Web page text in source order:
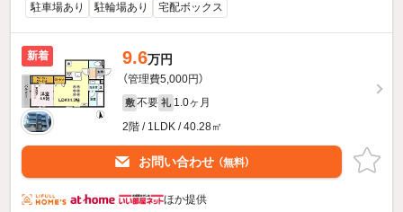
駐車場あり
駐輪場あり 宅配ボックス
新着 9.6万円
（管理費5,000円）
敷 不要 礼 1.0ヶ月
2階 / 1LDK / 40.28㎡
お問い合わせ （無料）
ほか提供